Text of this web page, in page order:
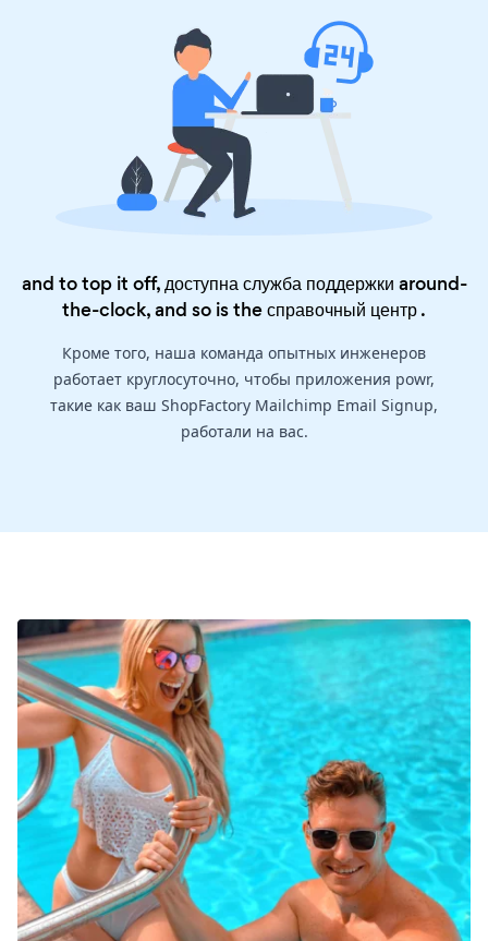
and to top it off, доступна служба поддержки around-
the-clock, and so is theсправочный центр.
Кроме того, наша команда опытных инженеров
работает круглосуточно, чтобы приложения powr,
такие как ваш ShopFactory Mailchimp Email Signup,
работали на вас.